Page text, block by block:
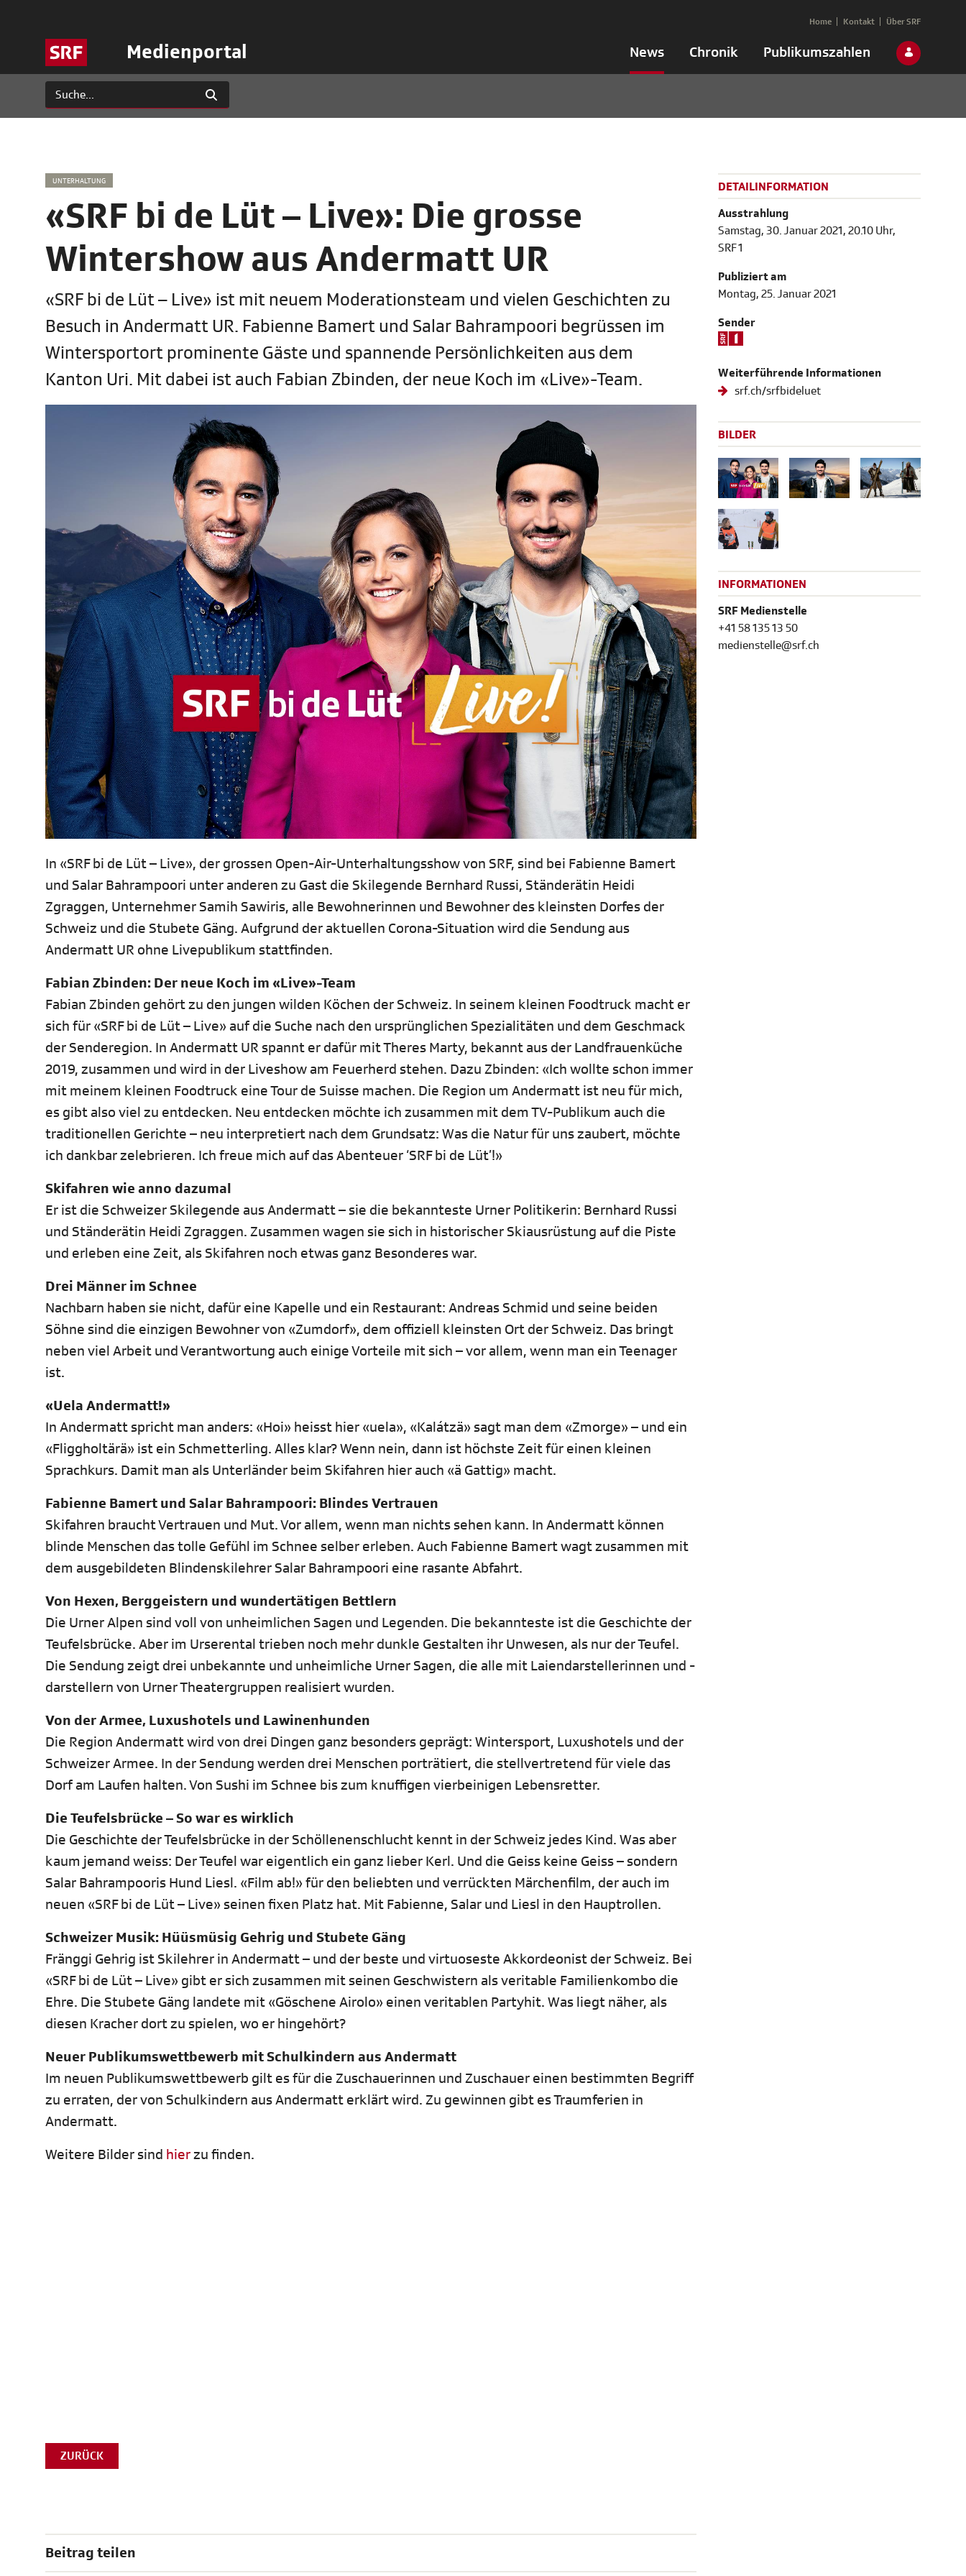
Medienportal News Chronik Publikumszahlen
Home Kontakt Über SRF
UNTERHALTUNG
«SRF bi de Lüt – Live»: Die grosse
Wintershow aus Andermatt UR
«SRF bi de Lüt – Live» ist mit neuem Moderationsteam und vielen Geschichten zu
Besuch in Andermatt UR. Fabienne Bamert und Salar Bahrampoori begrüssen im
Wintersportort prominente Gäste und spannende Persönlichkeiten aus dem
Kanton Uri. Mit dabei ist auch Fabian Zbinden, der neue Koch im «Live»-Team.
In «SRF bi de Lüt – Live», der grossen Open-Air-Unterhaltungsshow von SRF, sind bei Fabienne Bamert
und Salar Bahrampoori unter anderen zu Gast die Skilegende Bernhard Russi, Ständerätin Heidi
Zgraggen, Unternehmer Samih Sawiris, alle Bewohnerinnen und Bewohner des kleinsten Dorfes der
Schweiz und die Stubete Gäng. Aufgrund der aktuellen Corona-Situation wird die Sendung aus
Andermatt UR ohne Livepublikum stattfinden.
Fabian Zbinden: Der neue Koch im «Live»-Team
Fabian Zbinden gehört zu den jungen wilden Köchen der Schweiz. In seinem kleinen Foodtruck macht er
sich für «SRF bi de Lüt – Live» auf die Suche nach den ursprünglichen Spezialitäten und dem Geschmack
der Senderegion. In Andermatt UR spannt er dafür mit Theres Marty, bekannt aus der Landfrauenküche
2019, zusammen und wird in der Liveshow am Feuerherd stehen. Dazu Zbinden: «Ich wollte schon immer
mit meinem kleinen Foodtruck eine Tour de Suisse machen. Die Region um Andermatt ist neu für mich,
es gibt also viel zu entdecken. Neu entdecken möchte ich zusammen mit dem TV-Publikum auch die
traditionellen Gerichte – neu interpretiert nach dem Grundsatz: Was die Natur für uns zaubert, möchte
ich dankbar zelebrieren. Ich freue mich auf das Abenteuer ‘SRF bi de Lüt’!»
Skifahren wie anno dazumal
Er ist die Schweizer Skilegende aus Andermatt – sie die bekannteste Urner Politikerin: Bernhard Russi
und Ständerätin Heidi Zgraggen. Zusammen wagen sie sich in historischer Skiausrüstung auf die Piste
und erleben eine Zeit, als Skifahren noch etwas ganz Besonderes war.
Drei Männer im Schnee
Nachbarn haben sie nicht, dafür eine Kapelle und ein Restaurant: Andreas Schmid und seine beiden
Söhne sind die einzigen Bewohner von «Zumdorf», dem offiziell kleinsten Ort der Schweiz. Das bringt
neben viel Arbeit und Verantwortung auch einige Vorteile mit sich – vor allem, wenn man ein Teenager
ist.
«Uela Andermatt!»
In Andermatt spricht man anders: «Hoi» heisst hier «uela», «Kalátzä» sagt man dem «Zmorge» – und ein
«Fliggholtärä» ist ein Schmetterling. Alles klar? Wenn nein, dann ist höchste Zeit für einen kleinen
Sprachkurs. Damit man als Unterländer beim Skifahren hier auch «ä Gattig» macht.
Fabienne Bamert und Salar Bahrampoori: Blindes Vertrauen
Skifahren braucht Vertrauen und Mut. Vor allem, wenn man nichts sehen kann. In Andermatt können
blinde Menschen das tolle Gefühl im Schnee selber erleben. Auch Fabienne Bamert wagt zusammen mit
dem ausgebildeten Blindenskilehrer Salar Bahrampoori eine rasante Abfahrt.
Von Hexen, Berggeistern und wundertätigen Bettlern
Die Urner Alpen sind voll von unheimlichen Sagen und Legenden. Die bekannteste ist die Geschichte der
Teufelsbrücke. Aber im Urserental trieben noch mehr dunkle Gestalten ihr Unwesen, als nur der Teufel.
Die Sendung zeigt drei unbekannte und unheimliche Urner Sagen, die alle mit Laiendarstellerinnen und -
darstellern von Urner Theatergruppen realisiert wurden.
Von der Armee, Luxushotels und Lawinenhunden
Die Region Andermatt wird von drei Dingen ganz besonders geprägt: Wintersport, Luxushotels und der
Schweizer Armee. In der Sendung werden drei Menschen porträtiert, die stellvertretend für viele das
Dorf am Laufen halten. Von Sushi im Schnee bis zum knuffigen vierbeinigen Lebensretter.
Die Teufelsbrücke – So war es wirklich
Die Geschichte der Teufelsbrücke in der Schöllenenschlucht kennt in der Schweiz jedes Kind. Was aber
kaum jemand weiss: Der Teufel war eigentlich ein ganz lieber Kerl. Und die Geiss keine Geiss – sondern
Salar Bahrampooris Hund Liesl. «Film ab!» für den beliebten und verrückten Märchenfilm, der auch im
neuen «SRF bi de Lüt – Live» seinen fixen Platz hat. Mit Fabienne, Salar und Liesl in den Hauptrollen.
Schweizer Musik: Hüüsmüsig Gehrig und Stubete Gäng
Fränggi Gehrig ist Skilehrer in Andermatt – und der beste und virtuoseste Akkordeonist der Schweiz. Bei
«SRF bi de Lüt – Live» gibt er sich zusammen mit seinen Geschwistern als veritable Familienkombo die
Ehre. Die Stubete Gäng landete mit «Göschene Airolo» einen veritablen Partyhit. Was liegt näher, als
diesen Kracher dort zu spielen, wo er hingehört?
Neuer Publikumswettbewerb mit Schulkindern aus Andermatt
Im neuen Publikumswettbewerb gilt es für die Zuschauerinnen und Zuschauer einen bestimmten Begriff
zu erraten, der von Schulkindern aus Andermatt erklärt wird. Zu gewinnen gibt es Traumferien in
Andermatt.
Weitere Bilder sind hierzu finden.
ZURÜCK
Beitrag teilen
DETAILINFORMATION
Ausstrahlung
Samstag, 30. Januar 2021, 20.10 Uhr,
SRF 1
Publiziert am
Montag, 25. Januar 2021
Sender
Weiterführende Informationen
srf.ch/srfbideluet
BILDER
INFORMATIONEN
SRF Medienstelle
+41 58 135 13 50
medienstelle@srf.ch